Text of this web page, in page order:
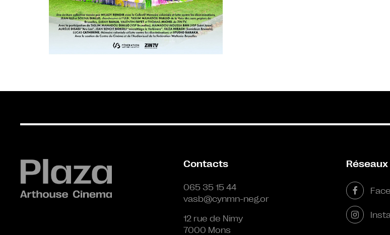
Contacts
065 35 15 44
vasb@cynmn-neg.or
12 rue de Nimy
7000 Mons